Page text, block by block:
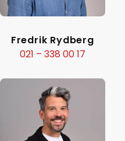
Fredrik Rydberg
021 – 338 00 17